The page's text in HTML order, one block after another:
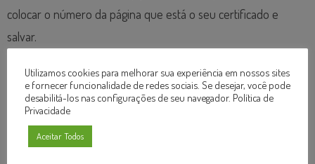
colocar o número da página que está o seu certificado e
salvar.
Acesse os certificados disponíveis abaixo:
Ação do Dia Mundial da Saúde “MINHA SAÚDE, MEU
Utilizamos cookies para melhorar sua experiência em nossos sites
e fornecer funcionalidade de redes sociais. Se desejar, você pode
desabilitá-los nas configurações de seu navegador. Política de
Privacidade
Aceitar Todos